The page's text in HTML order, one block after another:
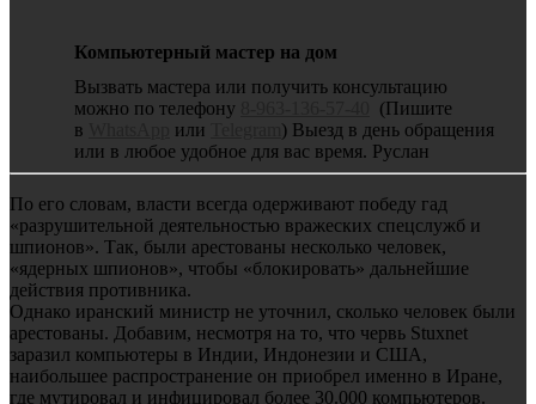
Компьютерный мастер на дом
Вызвать мастера или получить консультацию
можно по телефону
(Пишите
в
или
) Выезд в день обращения
или в любое удобное для вас время. Руслан
По его словам, власти всегда одерживают победу гад
«разрушительной деятельностью вражеских спецслужб и
шпионов». Так, были арестованы несколько человек,
«ядерных шпионов», чтобы «блокировать» дальнейшие
действия противника.
Однако иранский министр не уточнил, сколько человек были
арестованы. Добавим, несмотря на то, что червь Stuxnet
заразил компьютеры в Индии, Индонезии и США,
наибольшее распространение он приобрел именно в Иране,
где мутировал и инфицировал более 30.000 компьютеров.